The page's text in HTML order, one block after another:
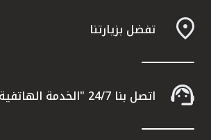
تفضل بزيارتنا
اتصل بنا 24/7 "الخدمة الهاتفية" 1803333